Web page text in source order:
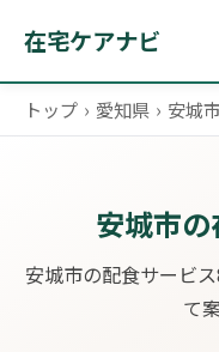
在宅ケアナビ
トップ › 愛知県 › 安城
安城市
安城市の配食サービ
て